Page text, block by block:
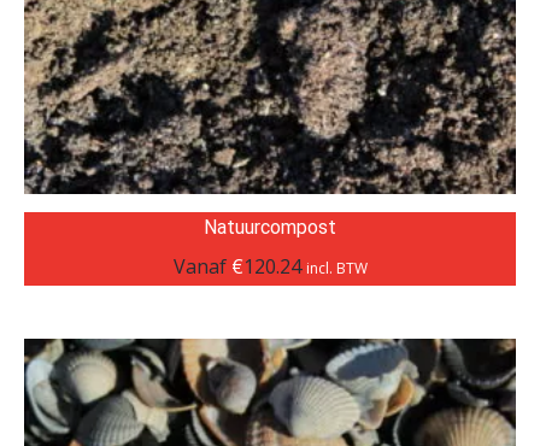
Natuurcompost
Vanaf €120.24 incl. BTW